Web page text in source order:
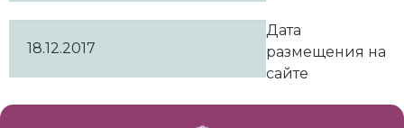
18.12.2017
Дата
размещения на
сайте